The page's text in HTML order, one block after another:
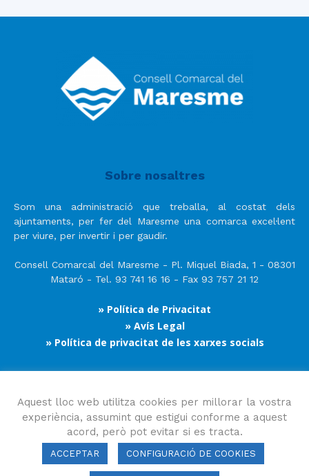
Sobre nosaltres
Som una administració que treballa, al costat dels
ajuntaments, per fer del Maresme una comarca excel·lent
per viure, per invertir i per gaudir.
Consell Comarcal del Maresme - Pl. Miquel Biada, 1 - 08301
Mataró - Tel. 93 741 16 16 - Fax 93 757 21 12
» Política de Privacitat
» Avís Legal
» Política de privacitat de les xarxes socials
Segueix-nos
Aquest lloc web utilitza cookies per millorar la vostra
experiència, assumint que estigui conforme a aquest
acord, però pot evitar si es tracta.
ACCEPTAR CONFIGURACIÓ DE COOKIES